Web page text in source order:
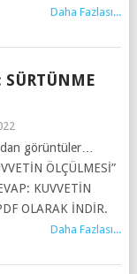
Daha Fazlası...
SÜRTÜNME
görüntüler…
ÖLÇÜLMESİ”
KUVVETİN
OLARAK İNDİR.
Daha Fazlası...